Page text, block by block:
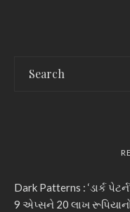
Dark Patterns : ‘ડાર્ક
9 એપ્સને 20 લાખ